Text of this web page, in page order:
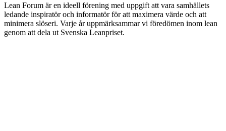
Lean Forum är en ideell förening med uppgift att vara samhällets
ledande inspiratör och informatör för att maximera värde och att
minimera slöseri. Varje år uppmärksammar vi föredömen inom lean
genom att dela ut Svenska Leanpriset.